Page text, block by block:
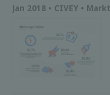
Jan 2018 • CIVEY •